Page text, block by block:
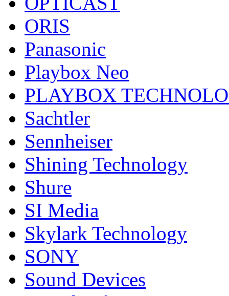
ORIS
Panasonic
Playbox Neo
PLAYBOX
Sachtler
Sennheiser
Shining Technology
Shure
SI Media
Skylark Technology
SONY
Sound Devices